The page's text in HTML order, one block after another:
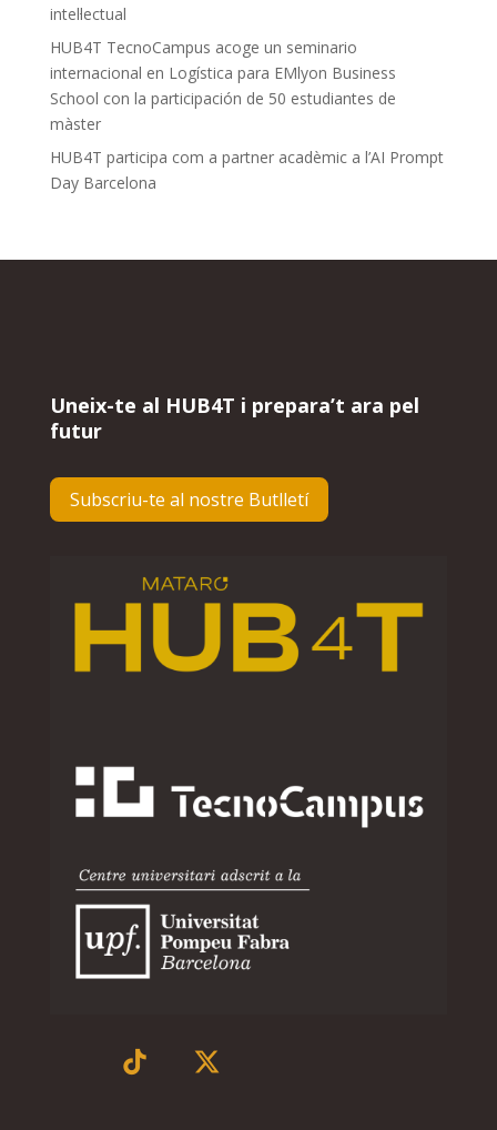
intel·lectual
HUB4T TecnoCampus acoge un seminario
internacional en Logística para EMlyon Business
School con la participación de 50 estudiantes de
màster
HUB4T participa com a partner acadèmic a l’AI Prompt
Day Barcelona
Uneix-te al HUB4T i prepara’t ara pel
futur
Subscriu-te al nostre Butlletí